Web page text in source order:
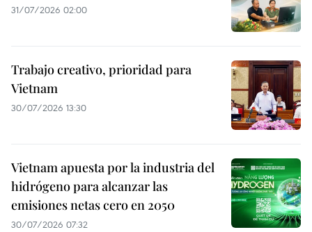
31/07/2026 02:00
Trabajo creativo, prioridad para
Vietnam
30/07/2026 13:30
Vietnam apuesta por la industria del
hidrógeno para alcanzar las
emisiones netas cero en 2050
30/07/2026 07:32